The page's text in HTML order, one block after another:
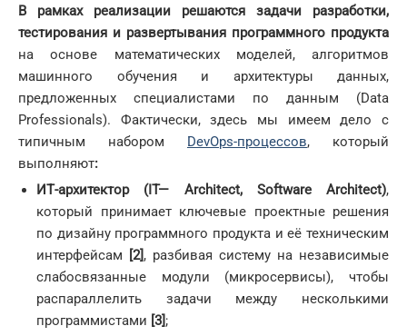
В рамках реализации решаются задачи разработки,
тестирования и развертывания программного продукта
на основе математических моделей, алгоритмов
машинного обучения и архитектуры данных,
предложенных специалистами по данным (Data
Professionals). Фактически, здесь мы имеем дело с
типичным набором DevOps-процессов, который
выполняют:
ИТ-архитектор (IT— Architect, Software Architect),
который принимает ключевые проектные решения
по дизайну программного продукта и её техническим
интерфейсам
[2], разбивая систему на независимые
слабосвязанные модули (микросервисы), чтобы
распараллелить задачи между несколькими
программистами [3];